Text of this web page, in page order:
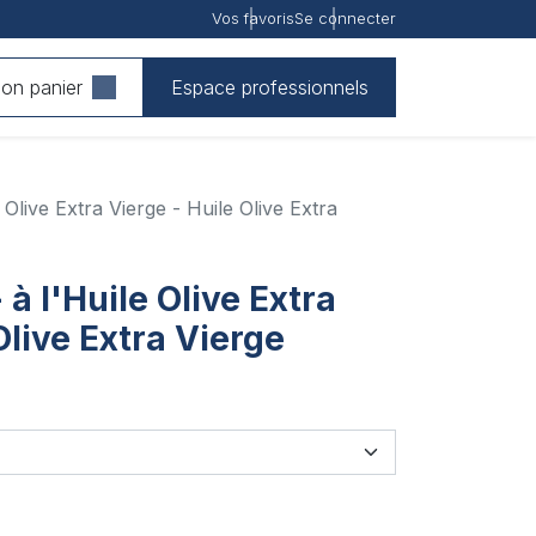
Vos favorisSe connecter
panier Espace professionnels
Extra Vierge - Huile Olive Extra
à l'Huile Olive Extra
Extra Vierge